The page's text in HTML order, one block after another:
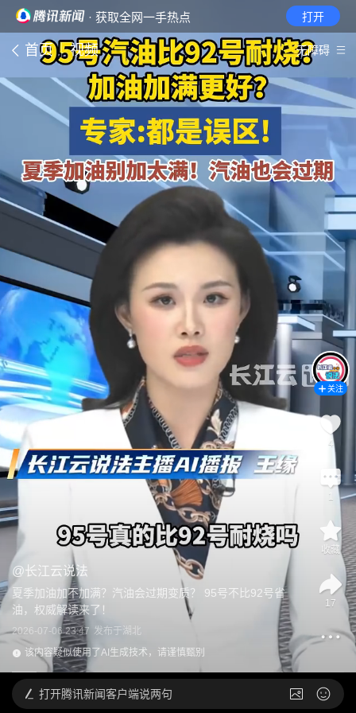
· 获取全网一手热点 打开
首页 视频 无障碍
@长江云说法
夏季加油加不加满？汽油会过期变质？ 95号不比92号省
油，权威解读来了！
2026-07-06 23:47 发布于湖北
该内容疑似使用了AI生成技术，请谨慎甄别
关注
4
1
收藏
17
打开腾讯新闻客户端说两句